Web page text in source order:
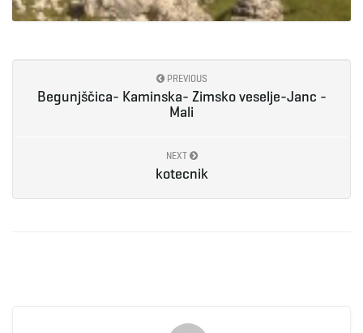
PREVIOUS
Begunjščica- Kaminska- Zimsko veselje-Janc -
Mali
NEXT
kotecnik